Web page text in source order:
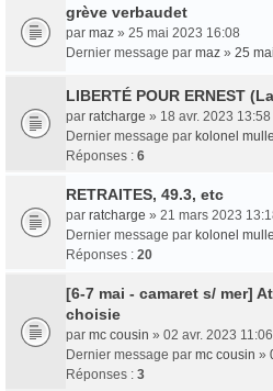
grève verbaudet
par maz » 25 mai 2023 16:08
Dernier message par maz » 25
LIBERTÉ POUR ERNEST
par ratcharge » 18 avr. 2023 13:58
Dernier message par kolonel
Réponses : 6
RETRAITES, 49.3, etc
par ratcharge » 21 mars 2023
Dernier message par kolonel
Réponses : 20
[6-7 mai - camaret s/ mer]
choisie
par mc cousin » 02 avr. 2023 11:06
Dernier message par mc cousin »
Réponses : 3